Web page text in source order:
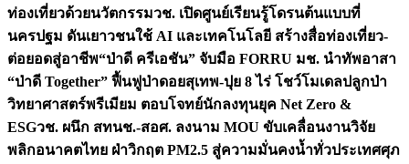
ท่องเที่ยวด้วยนวัตกรรมวช. เปิดศูนย์เรียนรู้โดรนต้นแบบที่
นครปฐม ดันเยาวชนใช้ AI และเทคโนโลยี สร้างสื่อท่องเที่ยว-
ต่อยอดสู่อาชีพ“ป่าดี ครีเอชัน” จับมือ FORRU มช. นำทัพอาสา
“ป่าดี Together” ฟื้นฟูป่าดอยสุเทพ-ปุย 8 ไร่ โชว์โมเดลปลูกป่า
วิทยาศาสตร์พรีเมียม ตอบโจทย์นักลงทุนยุค Net Zero &
ESGวช. ผนึก สทนช.-สอศ. ลงนาม MOU ขับเคลื่อนงานวิจัย
พลิกอนาคตไทย ฝ่าวิกฤต PM2.5 สู่ความมั่นคงน้ำทั่วประเทศศุภ